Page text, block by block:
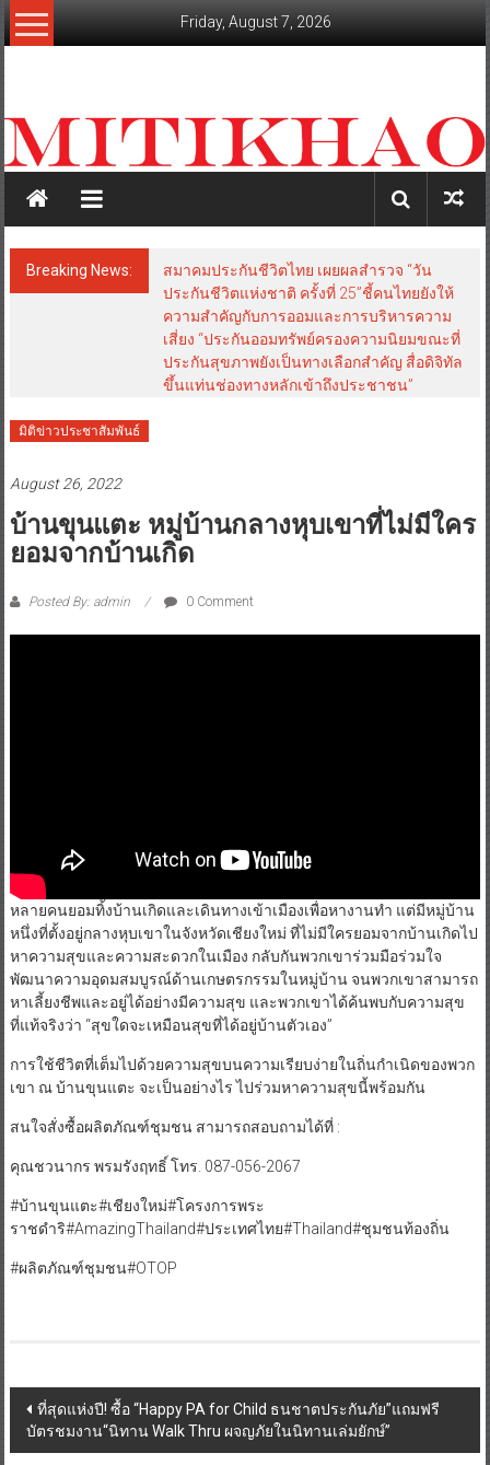
Skip
to
Friday, August 7, 2026
สะท้อน
ลึก
เหลี่ยม
มุม
เศรษฐกิจ-
การเมือง-
Breaking News:
สมาคมประกันชีวิตไทย เผยผลสำรวจ “วัน
ประกันชีวิตแห่งชาติ ครั้งที่ 25”ชี้คนไทยยังให้
ความสำคัญกับการออมและการบริหารความ
เสี่ยง “ประกันออมทรัพย์ครองความนิยมขณะที่
ประกันสุขภาพยังเป็นทางเลือกสำคัญ สื่อดิจิทัล
ขึ้นแท่นช่องทางหลักเข้าถึงประชาชน”
มิติข่าวประชาสัมพันธ์
August 26, 2022
บ้านขุนแตะ หมู่บ้านกลางหุบเขาที่ไม่มีใคร
ยอมจากบ้านเกิด
Posted By: admin 0 Comment
หลายคนยอมทิ้งบ้านเกิดและเดินทางเข้าเมืองเพื่อหางานทำ แต่มีหมู่บ้าน
หนึ่งที่ตั้งอยู่กลางหุบเขาในจังหวัดเชียงใหม่ ที่ไม่มีใครยอมจากบ้านเกิดไป
หาความสุขและความสะดวกในเมือง กลับกันพวกเขาร่วมมือร่วมใจ
พัฒนาความอุดมสมบูรณ์ด้านเกษตรกรรมในหมู่บ้าน จนพวกเขาสามารถ
หาเลี้ยงชีพและอยู่ได้อย่างมีความสุข และพวกเขาได้ค้นพบกับความสุข
ที่แท้จริงว่า “สุขใดจะเหมือนสุขที่ได้อยู่บ้านตัวเอง”
การใช้ชีวิตที่เต็มไปด้วยความสุขบนความเรียบง่ายในถิ่นกำเนิดของพวก
เขา ณ บ้านขุนแตะ จะเป็นอย่างไร ไปร่วมหาความสุขนี้พร้อมกัน
สนใจสั่งซื้อผลิตภัณฑ์ชุมชน สามารถสอบถามได้ที่ :
คุณชวนากร พรมรังฤทธิ์ โทร. 087-056-2067
#บ้านขุนแตะ#เชียงใหม่#โครงการพระ
ราชดำริ#AmazingThailand#ประเทศไทย#Thailand#ชุมชนท้องถิ่น
#ผลิตภัณฑ์ชุมชน#OTOP
Post
navigation
ที่สุดแห่งปี! ซื้อ “Happy PA for Child ธนชาตประกันภัย”แถมฟรี
บัตรชมงาน“นิทาน Walk Thru ผจญภัยในนิทานเล่มยักษ์”